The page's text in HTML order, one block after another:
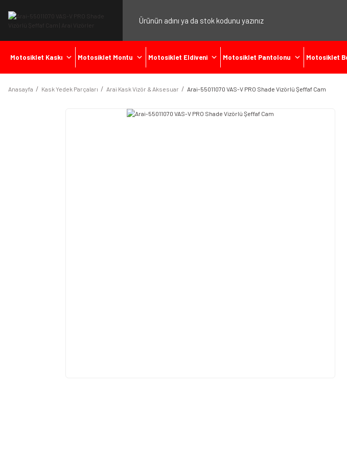
Motosiklet Kaskı Motosiklet Montu Motosiklet Eldiveni Motosiklet Pantolonu Motosiklet
Anasayfa Kask Yedek Parçaları Arai Kask Vizör & Aksesuar Arai-55011070 VAS-V PRO Shade Vizörlü Şeffaf Cam